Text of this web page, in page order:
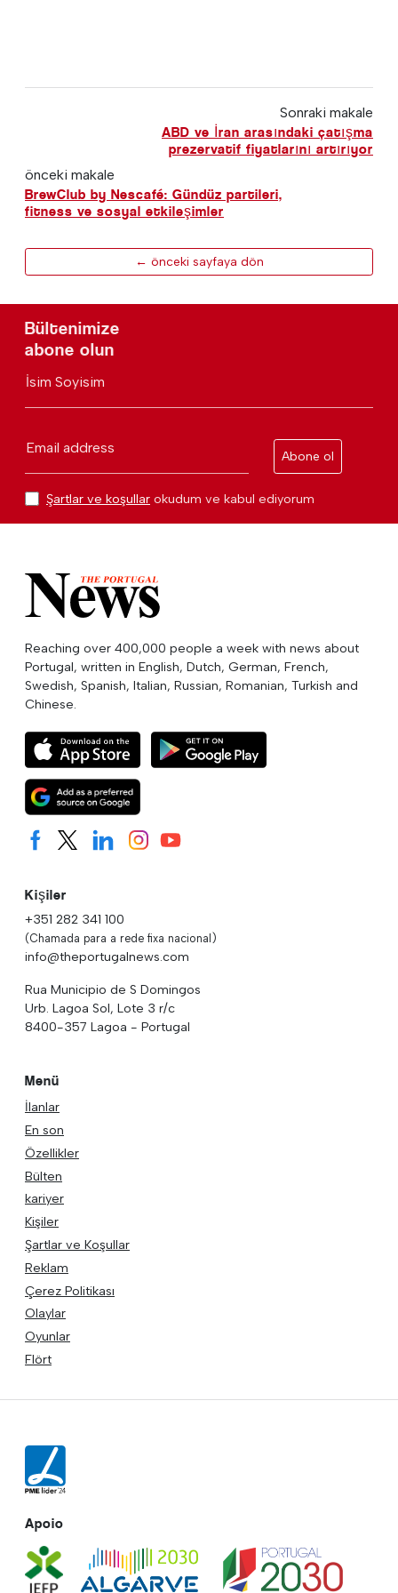
Sonraki makale
ABD ve İran arasındaki çatışma
prezervatif fiyatlarını artırıyor
önceki makale
BrewClub by Nescafé: Gündüz partileri,
fitness ve sosyal etkileşimler
← önceki sayfaya dön
Bültenimize
abone olun
İsim Soyisim
Email address
Abone ol
Şartlar ve koşullar okudum ve kabul ediyorum
Reaching over 400,000 people a week with news about
Portugal, written in English, Dutch, German, French,
Swedish, Spanish, Italian, Russian, Romanian, Turkish and
Chinese.
Kişiler
+351 282 341 100
(Chamada para a rede fixa nacional)
info@theportugalnews.com
Rua Municipio de S Domingos
Urb. Lagoa Sol, Lote 3 r/c
8400-357 Lagoa - Portugal
Menü
İlanlar
En son
Özellikler
Bülten
kariyer
Kişiler
Şartlar ve Koşullar
Reklam
Çerez Politikası
Olaylar
Oyunlar
Flört
Apoio